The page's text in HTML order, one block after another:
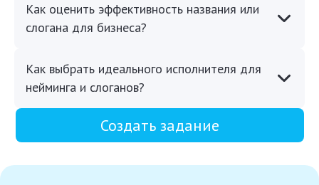
Как оценить эффективность названия или
слогана для бизнеса?
Как выбрать идеального исполнителя для
нейминга и слоганов?
Создать задание